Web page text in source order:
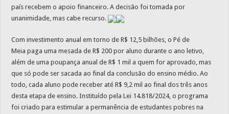
país recebem o apoio financeiro. A decisão foi tomada por
unanimidade, mas cabe recurso.
Com investimento anual em torno de R$ 12,5 bilhões, o Pé de
Meia paga uma mesada de R$ 200 por aluno durante o ano letivo,
além de uma poupança anual de R$ 1 mil a quem for aprovado, mas
que só pode ser sacada ao final da conclusão do ensino médio. Ao
todo, cada aluno pode receber até R$ 9,2 mil ao final dos três anos
desta etapa de ensino. Instituído pela Lei 14.818/2024, o programa
foi criado para estimular a permanência de estudantes pobres na